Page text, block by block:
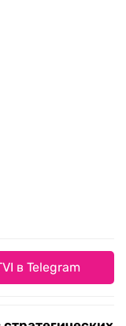
в Telegram